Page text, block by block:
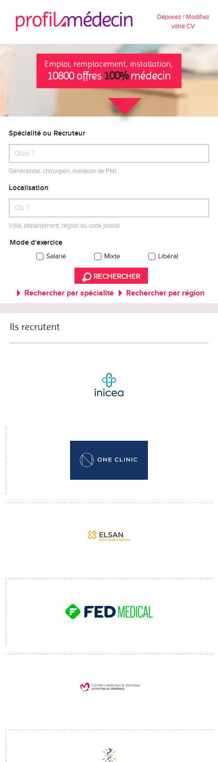
Déposez / Modifiez
votre CV
Emploi, remplacement, installation,
10800 offres 100%médecin
Spécialité ou Recruteur
Généraliste, chirurgien, médecin de PMI…
Localisation
Ville, département, région ou code postal
Mode d'exercice
Salarié Mixte Libéral
RECHERCHER
Rechercher par spécialité Rechercher par région
Ils recrutent